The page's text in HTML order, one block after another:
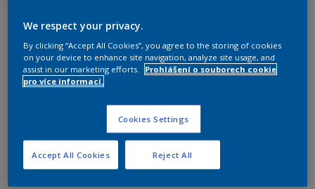
Najít výrobek v tomto odstínu
Koordinovat barevné
We respect your privacy.
By clicking “Accept All Cookies”, you agree to the storing of cookies
on your device to enhance site navigation, analyze site usage, and
assist in our marketing efforts.
Prohlášení o souborech cookie
pro více informací.
Cookies Settings
Reject All
Accept All Cookies